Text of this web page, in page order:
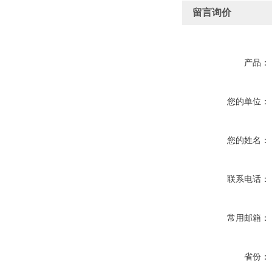
留言询价
产品：
您的单位：
您的姓名：
联系电话：
常用邮箱：
省份：